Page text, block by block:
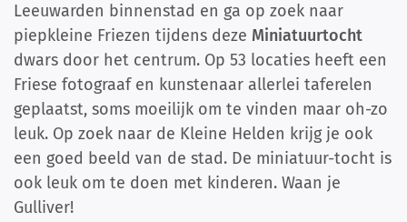
Leeuwarden binnenstad en ga op zoek naar
piepkleine Friezen tijdens deze Miniatuurtocht
dwars door het centrum. Op 53 locaties heeft een
Friese fotograaf en kunstenaar allerlei taferelen
geplaatst, soms moeilijk om te vinden maar oh-zo
leuk. Op zoek naar de Kleine Helden krijg je ook
een goed beeld van de stad. De miniatuur-tocht is
ook leuk om te doen met kinderen. Waan je
Gulliver!